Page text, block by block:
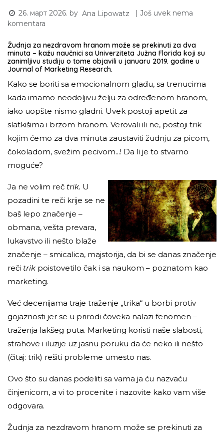
26. март 2026. by Ana Lipowatz
| Još uvek nema
komentara
Žudnja za nezdravom hranom može se prekinuti za dva
minuta – kažu naučnici sa Univerziteta Južna Florida koji su
zanimljivu studiju o tome objavili u januaru 2019. godine u
Journal of Marketing Research.
Kako se boriti sa emocionalnom glađu, sa trenucima
kada imamo neodoljivu želju za određenom hranom,
iako uopšte nismo gladni. Uvek postoji apetit za
slatkišima i brzom hranom. Verovali ili ne, postoji trik
kojim ćemo za dva minuta zaustaviti žudnju za picom,
čokoladom, svežim pecivom...! Da li je to stvarno
moguće?
Ja ne volim reč trik. U
pozadini te reči krije se ne
baš lepo značenje –
obmana, vešta prevara,
lukavstvo ili nešto blaže
značenje – smicalica, majstorija, da bi se danas značenje
reči trik poistovetilo čak i sa naukom – poznatom kao
marketing.
Već decenijama traje traženje „trika“ u borbi protiv
gojaznosti jer se u prirodi čoveka nalazi fenomen –
traženja lakšeg puta. Marketing koristi naše slabosti,
strahove i iluzije uz jasnu poruku da će neko ili nešto
(čitaj: trik) rešiti probleme umesto nas.
Ovo što su danas podeliti sa vama ja ću nazvaću
činjenicom, a vi to procenite i nazovite kako vam više
odgovara.
Žudnja za nezdravom hranom može se prekinuti za